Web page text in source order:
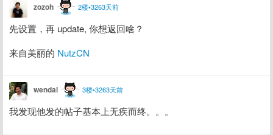
zozoh 2楼•3263天前
先设置，再 update, 你想返回啥？
来自美丽的 NutzCN
wendal 3楼•3263天前
我发现他发的帖子基本上无疾而终。。。